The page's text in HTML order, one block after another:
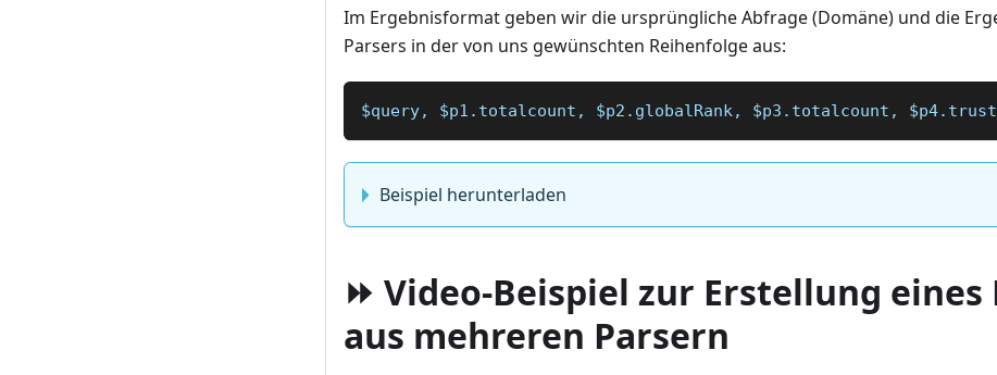
Im Ergebnisformat geben wir die ursprüngliche Abfrage (Domäne) und die
Parsers in der von uns gewünschten Reihenfolge aus:
$query, $p1.totalcount, $p2.globalRank, $p3.totalcount,
Beispiel herunterladen
⏩ Video-Beispiel zur Erstellung eines
aus mehreren Parsern